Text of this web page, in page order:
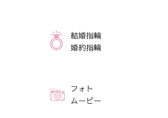
結婚指輪
婚約指輪
フォト
ムービー